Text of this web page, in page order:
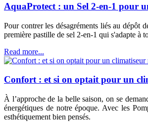
AquaProtect : un Sel 2-en-1 pour
Pour contrer les désagréments liés au dépôt
première pastille de sel 2-en-1 qui s'adapte à
Read more...
Confort : et si on optait pour un
À l’approche de la belle saison, on se
énergétiques de notre époque. Avec les
esthétiquement bien pensés.